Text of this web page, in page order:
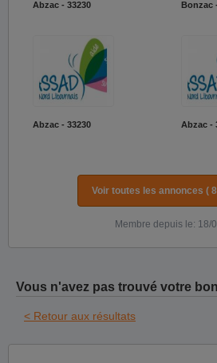
Abzac - 33230 Bonzac
Abzac - 33230 Abzac -
Voir toutes les annonces (
Membre depuis le: 18/
Vous n'avez pas trouvé votre
< Retour aux résultats